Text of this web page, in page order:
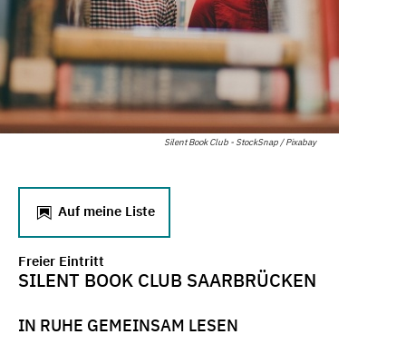
Silent Book Club - StockSnap / Pixabay
Auf meine Liste
Freier Eintritt
SILENT BOOK CLUB SAARBRÜCKEN
IN RUHE GEMEINSAM LESEN